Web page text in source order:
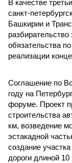
В качестве
санкт-
Башкирии и
обязательства
реализации
Соглашение по
году на
форуме. Проект
строительства
км, возведение
эстакадной
создание
дороги длиной